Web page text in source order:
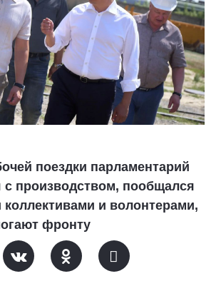
поездки парламентарий
с производством, пообщался
и волонтерами,
фронту